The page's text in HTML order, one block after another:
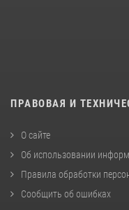
ПРАВОВАЯ И
О сайте
Об использовании
Правила обработки
Сообщить об ошибках